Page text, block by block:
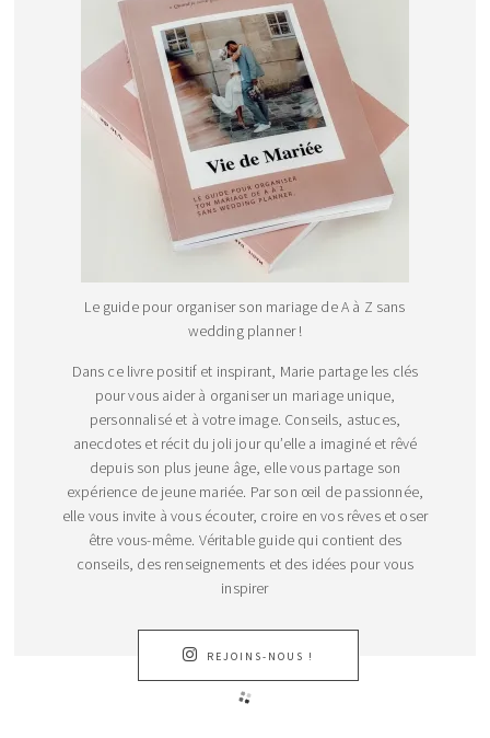
Le guide pour organiser son mariage de A à Z sans
wedding planner !
Dans ce livre positif et inspirant, Marie partage les clés
pour vous aider à organiser un mariage unique,
personnalisé et à votre image. Conseils, astuces,
anecdotes et récit du joli jour qu’elle a imaginé et rêvé
depuis son plus jeune âge, elle vous partage son
expérience de jeune mariée. Par son œil de passionnée,
elle vous invite à vous écouter, croire en vos rêves et oser
être vous-même. Véritable guide qui contient des
conseils, des renseignements et des idées pour vous
inspirer
REJOINS-NOUS !